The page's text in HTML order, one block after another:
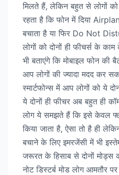
मिलते हैं, लेकिन बहुत से लोगों
रहता है कि फोन में दिया
बचाता है या फिर Do Not
लोगों को दोनों ही फीचर्स के
भी बताएंगे कि मोबाइल फोन की
आप लोगों की ज्यादा मदद कर
स्मार्टफोन्स में आप लोगों को ये
ये दोनों ही फीचर अब बहुत ही
लोग ये समझते हैं कि इसे केवल
किया जाता है, ऐसा तो है ही
बचाने के लिए इमरजेंसी में भी
जरूरत के हिसाब से दोनों
नोट डिस्टर्ब मोड लोग आमतौर